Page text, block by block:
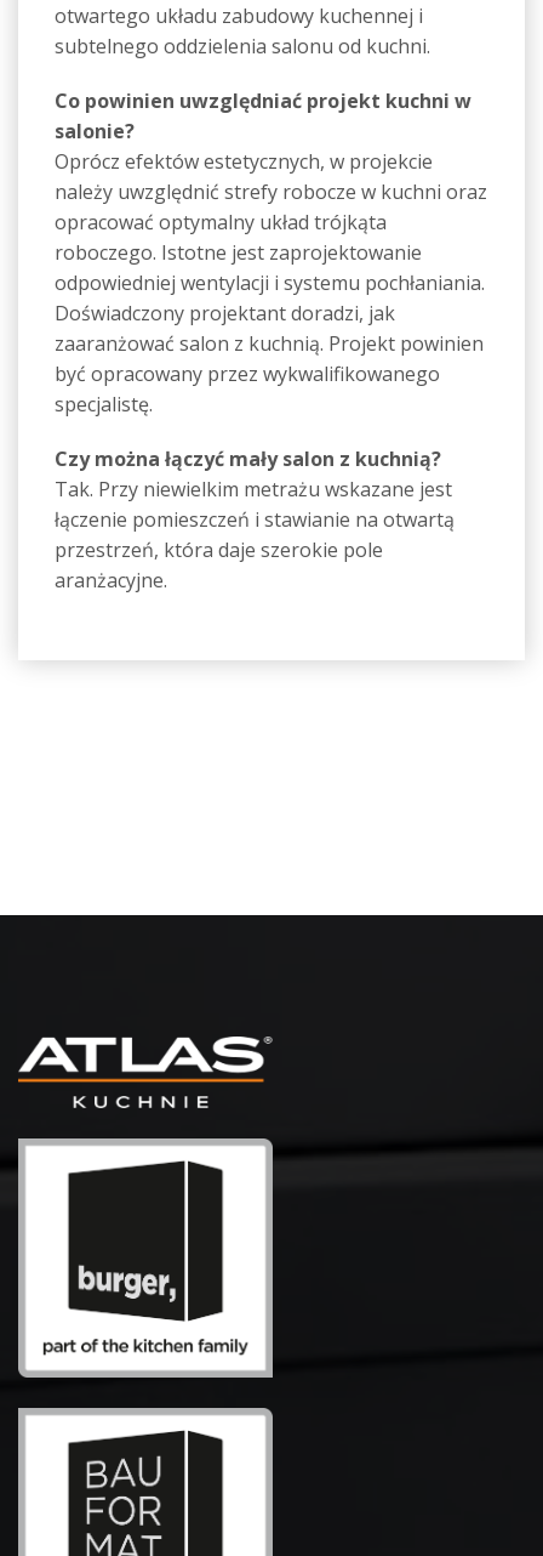
otwartego układu zabudowy kuchennej i
subtelnego oddzielenia salonu od kuchni.
Co powinien uwzględniać projekt kuchni w
salonie?
Oprócz efektów estetycznych, w projekcie
należy uwzględnić strefy robocze w kuchni oraz
opracować optymalny układ trójkąta
roboczego. Istotne jest zaprojektowanie
odpowiedniej wentylacji i systemu pochłaniania.
Doświadczony projektant doradzi, jak
zaaranżować salon z kuchnią. Projekt powinien
być opracowany przez wykwalifikowanego
specjalistę.
Czy można łączyć mały salon z kuchnią?
Tak. Przy niewielkim metrażu wskazane jest
łączenie pomieszczeń i stawianie na otwartą
przestrzeń, która daje szerokie pole
aranżacyjne.